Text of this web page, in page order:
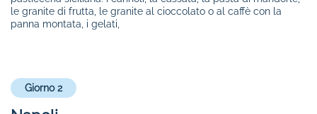
le granite di frutta, le granite al cioccolato o al caffè con la
panna montata, i gelati,
Giorno 2